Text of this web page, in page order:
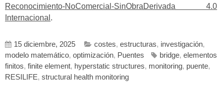
Reconocimiento-NoComercial-SinObraDerivada 4.0
Internacional .
15 diciembre, 2025 costes, estructuras, investigación,
modelo matemático, optimización, Puentes bridge, elementos
finitos, finite element, hyperstatic structures, monitoring, puente,
RESILIFE, structural health monitoring